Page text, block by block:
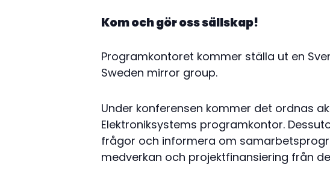
Kom och gör oss sällskap!
Programkontoret kommer ställa ut en
Sweden mirror group.
Under konferensen kommer det ordnas
Elektroniksystems programkontor.
frågor och informera om
medverkan och projektfinansiering från